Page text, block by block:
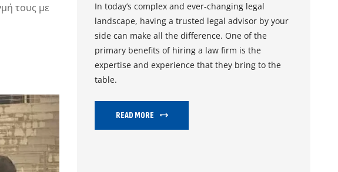
τους με
In today’s complex and ever-changing legal
landscape, having a trusted legal advisor by your
side can make all the difference. One of the
primary benefits of hiring a law firm is the
expertise and experience that they bring to the
table.
READ MORE